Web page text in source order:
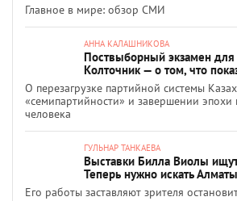
Главное в мире: обзор СМИ
АННА КАЛАШНИКОВА
Поствыборный экзамен для
Колточник — о том, что
О перезагрузке партийной системы
«семипартийности» и завершении эпохи
человека
ГУЛЬНАР ТАНКАЕВА
Выставки Билла Виолы
Теперь нужно искать Алматы
Его работы заставляют зрителя